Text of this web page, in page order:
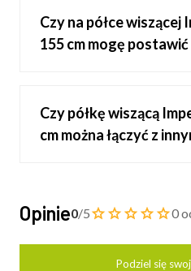
Czy na półce wiszącej
155 cm mogę
Czy półkę wiszącą
cm można łączyć z
Opinie0/5 0
Podziel się